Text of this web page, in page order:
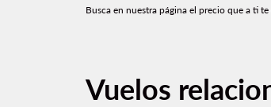
Busca en nuestra página el precio que a ti
Vuelos